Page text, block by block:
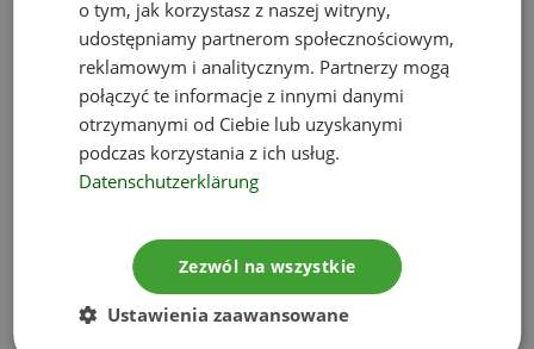
Decyzje
środowiskowe – nowe
przepisy dotyczące
obwieszczeń
Zmiany dotyczą również doręczenia pism,
zawiadomień oraz pozostałych dokumentów
o tym, jak korzystasz z naszej witryny,
udostępniamy partnerom społecznościowym,
reklamowym i analitycznym. Partnerzy mogą
połączyć te informacje z innymi danymi
otrzymanymi od Ciebie lub uzyskanymi
podczas korzystania z ich usług.
Datenschutzerklärung
Zezwól na wszystkie
Ustawienia zaawansowane